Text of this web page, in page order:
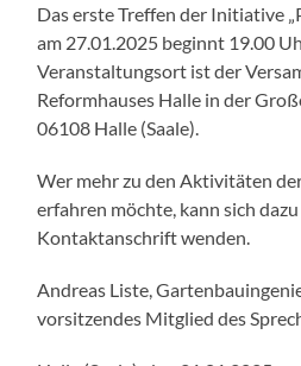
Das erste Treffen der Initiative
am 27.01.2025 beginnt 19.00
Veranstaltungsort ist der
Reformhauses Halle in der
06108 Halle (Saale).
Wer mehr zu den Aktivitäten
erfahren möchte, kann sich
Kontaktanschrift wenden.
Andreas Liste,
vorsitzendes Mitglied des